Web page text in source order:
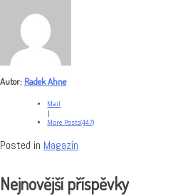
Autor: Radek Ahne
Mail
|
More Posts(447)
Posted in Magazín
Nejnovější příspěvky